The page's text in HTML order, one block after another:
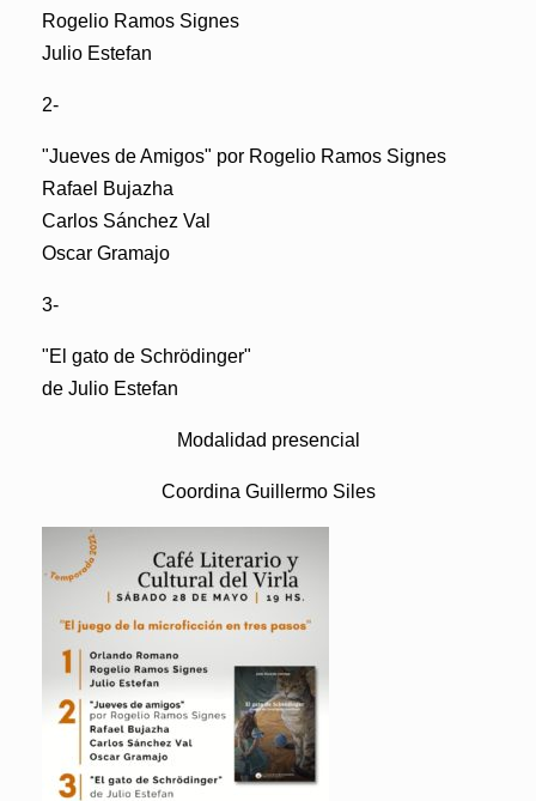
Rogelio Ramos Signes
Julio Estefan
2-
"Jueves de Amigos" por Rogelio Ramos Signes
Rafael Bujazha
Carlos Sánchez Val
Oscar Gramajo
3-
"El gato de Schrödinger"
de Julio Estefan
Modalidad presencial
Coordina Guillermo Siles